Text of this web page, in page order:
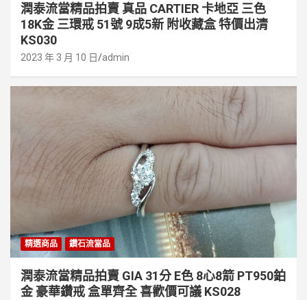
潤泰流當精品拍賣 真品 CARTIER 卡地亞 三色
18K金 三環戒 51號 9成5新 附收藏盒 特價出清
KS030
2023 年 3 月 10 日 admin
精選商品 鑽石流當品
潤泰流當精品拍賣 GIA 31分 E色 8心8箭 PT950鉑
金 豪華鑽戒 盒單齊全 喜歡價可議 KS028